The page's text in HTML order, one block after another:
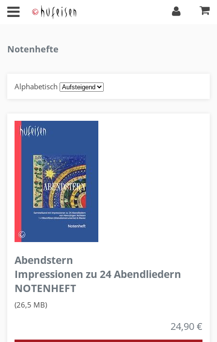
Notenhefte
Alphabetisch
Abendstern
Impressionen zu 24 Abendliedern
NOTENHEFT
(26,5 MB)
24,90 €